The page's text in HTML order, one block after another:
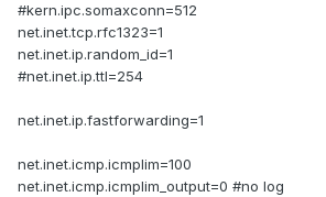
#kern.ipc.somaxconn=512
net.inet.tcp.rfc1323=1
net.inet.ip.random_id=1
#net.inet.ip.ttl=254
net.inet.ip.fastforwarding=1
net.inet.icmp.icmplim=100
net.inet.icmp.icmplim_output=0 #no log